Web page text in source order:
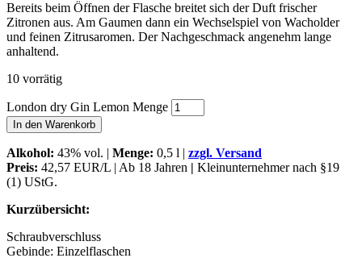
Bereits beim Öffnen der Flasche breitet sich der Duft frischer
Zitronen aus. Am Gaumen dann ein Wechselspiel von Wacholder
und feinen Zitrusaromen. Der Nachgeschmack angenehm lange
anhaltend.
10 vorrätig
London dry Gin Lemon Menge
In den Warenkorb
Alkohol: 43% vol. | Menge: 0,5 l | zzgl. Versand
Preis: 42,57 EUR/L | Ab 18 Jahren | Kleinunternehmer nach §19
(1) UStG.
Kurzübersicht:
Schraubverschluss
Gebinde: Einzelflaschen